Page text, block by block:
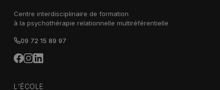
Centre interdisciplinaire de formation
à la psychothérapie relationnelle multiréférentielle
09 72 15 89 97
L'ÉCOLE